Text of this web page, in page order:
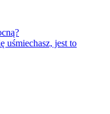
uśmiechasz, jest to